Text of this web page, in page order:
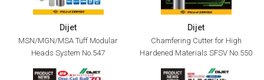
Dijet
MSN/MGN/MSA Tuff Modular
Heads System No.547
Dijet
Chamfering Cutter for High
Hardened Materials SFSV No.550